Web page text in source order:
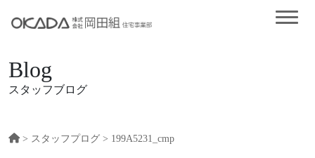
Blog
スタッフブログ
> スタッフプログ > 199A5231_cmp